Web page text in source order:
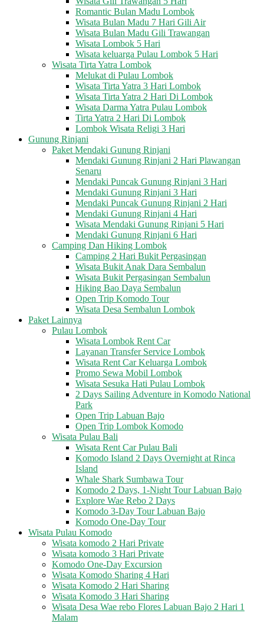
Romantic Bulan Madu Lombok
Wisata Bulan Madu 7 Hari Gili Air
Wisata Bulan Madu Gili Trawangan
Wisata Lombok 5 Hari
Wisata keluarga Pulau Lombok 5 Hari
Wisata Tirta Yatra Lombok
Melukat di Pulau Lombok
Wisata Tirta Yatra 3 Hari Lombok
Wisata Tirta Yatra 2 Hari Di Lombok
Wisata Darma Yatra Pulau Lombok
Tirta Yatra 2 Hari Di Lombok
Lombok Wisata Religi 3 Hari
Gunung Rinjani
Paket Mendaki Gunung Rinjani
Mendaki Gunung Rinjani 2 Hari Plawangan
Senaru
Mendaki Puncak Gunung Rinjani 3 Hari
Mendaki Gunung Rinjani 3 Hari
Mendaki Puncak Gunung Rinjani 2 Hari
Mendaki Gunung Rinjani 4 Hari
Wisata Mendaki Gunung Rinjani 5 Hari
Mendaki Gunung Rinjani 6 Hari
Camping Dan Hiking Lombok
Camping 2 Hari Bukit Pergasingan
Wisata Bukit Anak Dara Sembalun
Wisata Bukit Pergasingan Sembalun
Hiking Bao Daya Sembalun
Open Trip Komodo Tour
Wisata Desa Sembalun Lombok
Paket Lainnya
Pulau Lombok
Wisata Lombok Rent Car
Layanan Transfer Service Lombok
Wisata Rent Car Keluarga Lombok
Promo Sewa Mobil Lombok
Wisata Sesuka Hati Pulau Lombok
2 Days Sailing Adventure in Komodo National
Park
Open Trip Labuan Bajo
Open Trip Lombok Komodo
Wisata Pulau Bali
Wisata Rent Car Pulau Bali
Komodo Island 2 Days Overnight at Rinca
Island
Whale Shark Sumbawa Tour
Komodo 2 Days, 1-Night Tour Labuan Bajo
Explore Wae Rebo 2 Days
Komodo 3-Day Tour Labuan Bajo
Komodo One-Day Tour
Wisata Pulau Komodo
Wisata komodo 2 Hari Private
Wisata komodo 3 Hari Private
Komodo One-Day Excursion
Wisata Komodo Sharing 4 Hari
Wisata Komodo 2 Hari Sharing
Wisata Komodo 3 Hari Sharing
Wisata Desa Wae rebo Flores Labuan Bajo 2 Hari 1
Malam